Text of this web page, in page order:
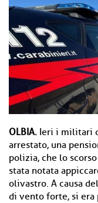
OLBIA. Ieri i militari
arrestato, una
polizia, che lo
stata notata
olivastro. A causa
di vento forte, si